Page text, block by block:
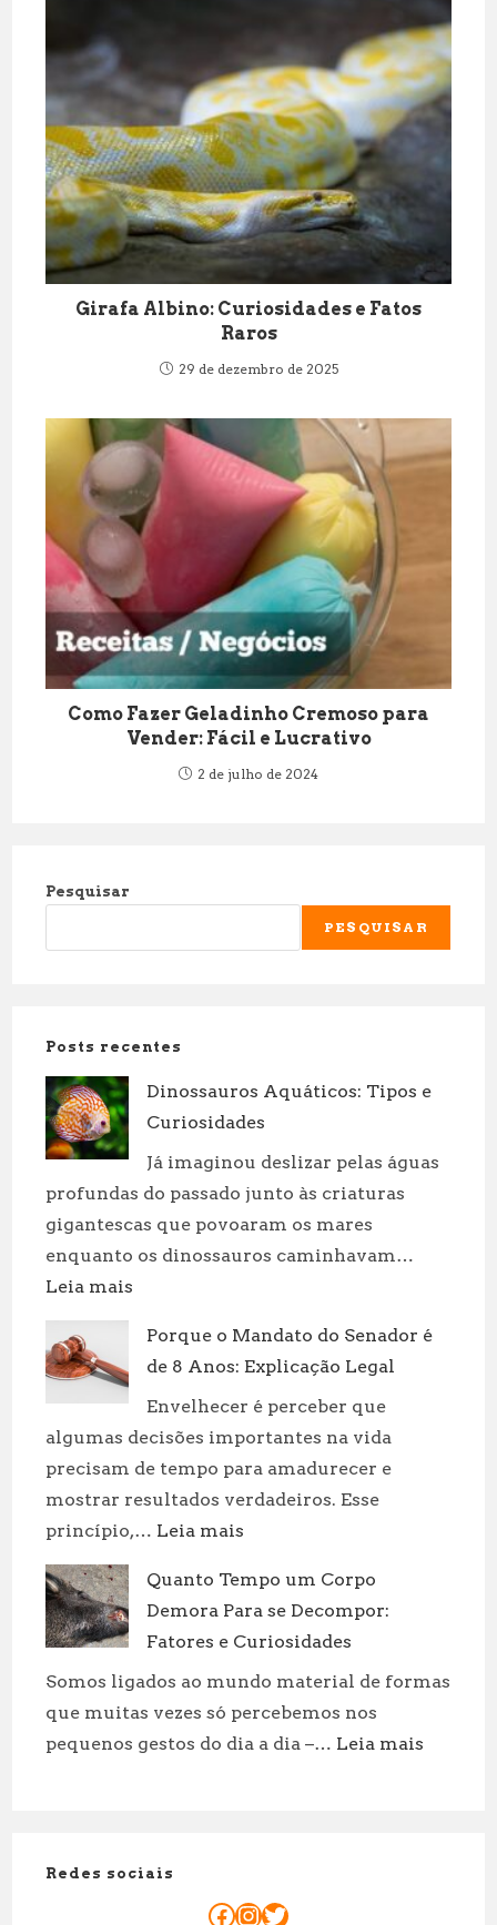
Girafa Albino: Curiosidades e Fatos
Raros
29 de dezembro de 2025
Como Fazer Geladinho Cremoso para
Vender: Fácil e Lucrativo
2 de julho de 2024
Pesquisar
PESQUISAR
Posts recentes
Dinossauros Aquáticos: Tipos e
Curiosidades
Já imaginou deslizar pelas águas
profundas do passado junto às criaturas
gigantescas que povoaram os mares
enquanto os dinossauros caminhavam…
Leia mais
Aquáticos:
Tipos
Porque o Mandato do Senador é
de 8 Anos: Explicação Legal
Envelhecer é perceber que
algumas decisões importantes na vida
precisam de tempo para amadurecer e
mostrar resultados verdadeiros. Esse
princípio,… Leia mais
o
Mandato
do
de
8
Quanto Tempo um Corpo
Demora Para se Decompor:
Fatores e Curiosidades
Somos ligados ao mundo material de formas
que muitas vezes só percebemos nos
pequenos gestos do dia a dia –… Leia mais
Redes sociais
Facebook
Instagram
Twitter